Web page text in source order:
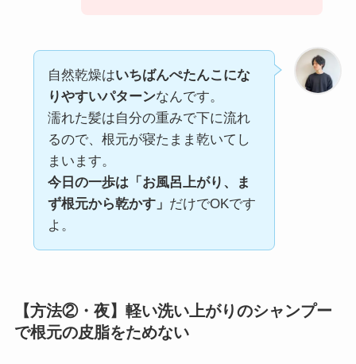
自然乾燥はいちばんぺたんこにな
りやすいパターンなんです。
濡れた髪は自分の重みで下に流れ
るので、根元が寝たまま乾いてし
まいます。
今日の一歩は「お風呂上がり、ま
ず根元から乾かす」 だけでOKです
よ。
【方法②・夜】軽い洗い上がりのシャンプー
で根元の皮脂をためない